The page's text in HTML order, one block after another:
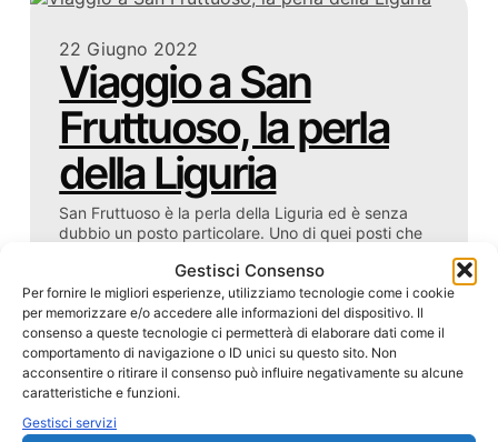
Gestisci Consenso
Per fornire le migliori esperienze, utilizziamo tecnologie come i cookie
per memorizzare e/o accedere alle informazioni del dispositivo. Il
consenso a queste tecnologie ci permetterà di elaborare dati come il
comportamento di navigazione o ID unici su questo sito. Non
acconsentire o ritirare il consenso può influire negativamente su alcune
caratteristiche e funzioni.
Gestisci servizi
22 Giugno 2022
Viaggio a San
Fruttuoso, la perla
della Liguria
San Fruttuoso è la perla della Liguria ed è senza
dubbio un posto particolare. Uno di quei posti che
ci si può andare tranquillamente. Noi ci siamo
ritrovate a San Fruttuoso di Camogli, quasi…
Food&Viaggi
I nostri Viaggi